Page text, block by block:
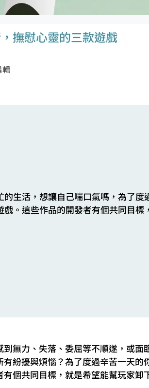
撫慰心靈的三款遊戲
輯
的生活，想讓自己喘口氣嗎，為了
戲。這些作品的開發者有個共同目標
到無力、失落、委屈等不順遂，或
有紛擾與煩惱？為了度過辛苦一天
個共同目標，就是希望能幫玩家卸